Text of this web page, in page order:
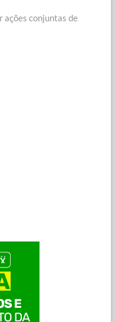
ações conjuntas de